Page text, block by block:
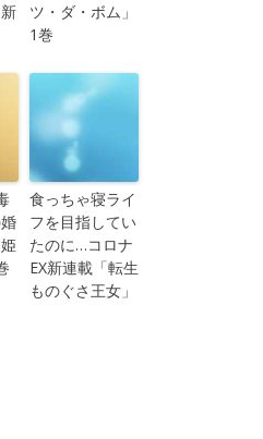
ツ・ダ・ボム」
1巻
食っちゃ寝ライ
フを目指してい
たのに…コロナ
EX新連載「転生
ものぐさ王女」